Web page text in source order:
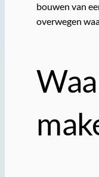
bouwen van
overwegen